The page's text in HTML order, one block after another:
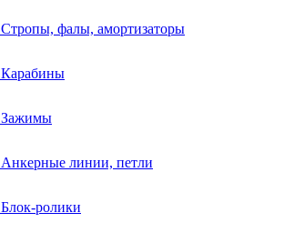
Стропы, фалы, амортизаторы
Карабины
Зажимы
Анкерные линии, петли
Блок-ролики